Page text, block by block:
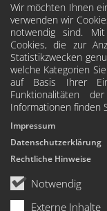
Wir möchten Ihnen
verwenden wir
notwendig sind.
Cookies, die zur
Statistikzwecken
welche Kategorien
auf Basis Ihrer
Funktionalitäten
Informationen finden
Notwendig
Externe Inhalte
Impressum
Datenschutzerklärung
Rechtliche Hinweise